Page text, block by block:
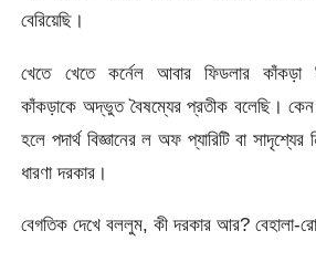
বেরিয়েছি।
খেতে খেতে কর্নেল আবার ফিডলার কাঁকড়া
কাঁকড়াকে অদ্ভুত বৈষম্যের প্রতীক বলেছি। কেন
হলে পদার্থ বিজ্ঞানের ল অফ প্যারিটি বা
ধারণা দরকার।
বেগতিক দেখে বললুম, কী দরকার আর? বেহালা-